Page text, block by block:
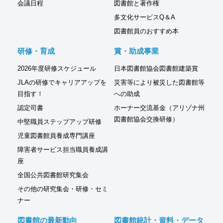
会議日程
図書館と著作権
多文化サービスQ＆A
図書館員のおすすめ本
研修・育成
2026年度研修スケジュール
JLAの研修でキャリアアップを
目指す！
認定司書
中堅職員ステップアップ研修
児童図書館員養成専門講座
障害者サービス担当職員養成講
座
全国公共図書館研究集会
その他の研究集会・研修・セミ
ナー
賞・助成事業
日本図書館協会図書館建築賞
災害等により被災した図書館等
への助成
ホーナー交流基金（アリゾナ州
図書館協会交換研修）
図書館の最新動向 図書館統計・資料・データ